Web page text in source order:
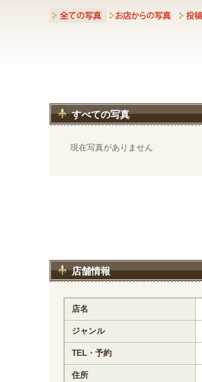
すべての写真
現在写真がありません
店舗情報
店名
ジャンル
TEL・予約
住所